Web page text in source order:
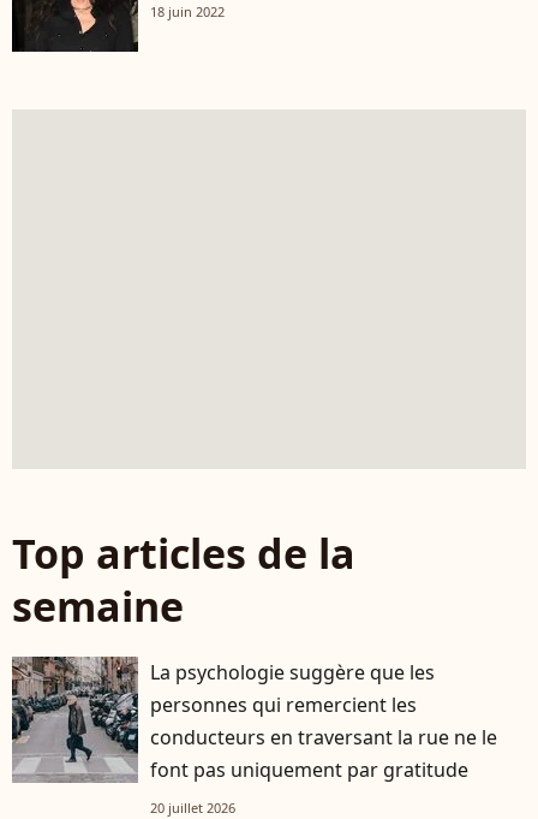
18 juin 2022
Top articles de la
semaine
La psychologie suggère que les
personnes qui remercient les
conducteurs en traversant la rue ne le
font pas uniquement par gratitude
20 juillet 2026